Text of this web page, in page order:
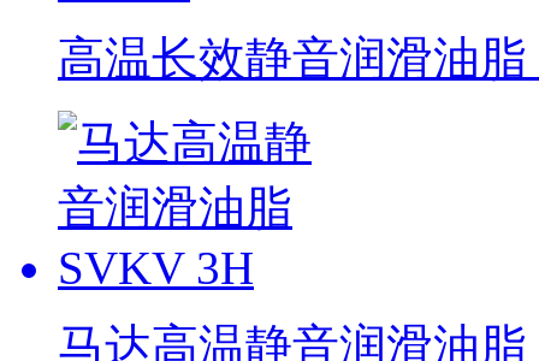
高温长效静音润滑油脂
马达高温静音润滑油